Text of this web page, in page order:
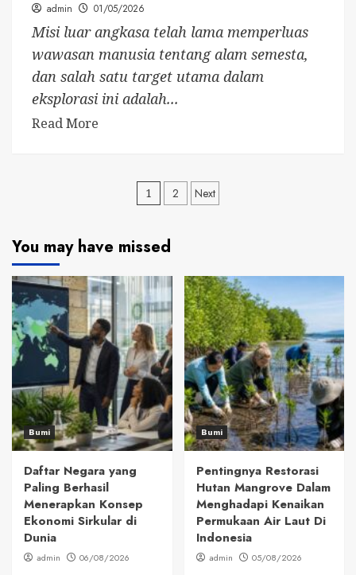
admin 01/05/2026
Misi luar angkasa telah lama memperluas
wawasan manusia tentang alam semesta,
dan salah satu target utama dalam
eksplorasi ini adalah...
Read More
Posts
1 2 Next
You may have missed
Bumi
Daftar Negara yang
Paling Berhasil
Menerapkan Konsep
Ekonomi Sirkular di
Dunia
admin 06/08/2026
Bumi
Pentingnya Restorasi
Hutan Mangrove Dalam
Menghadapi Kenaikan
Permukaan Air Laut Di
Indonesia
admin 05/08/2026